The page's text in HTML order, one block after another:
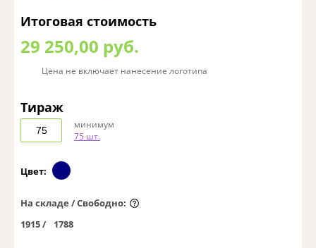
Итоговая стоимость
29 250,00 руб.
Цена не включает нанесение логотипа
Тираж
минимум
75 шт.
Цвет:
На складе / Свободно:
1915 /
1788